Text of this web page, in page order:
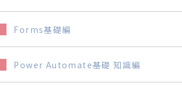
Forms基礎編
Power Automate基礎 知識編